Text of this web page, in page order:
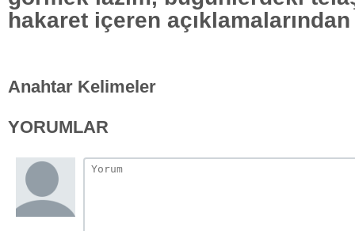
hakaret içeren
Anahtar Kelimeler
YORUMLAR